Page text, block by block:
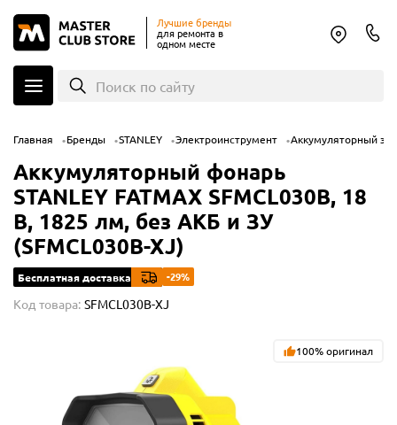
Лучшие бренды
для ремонта в
одном месте
Поиск по сайту
Главная Бренды STANLEY Электроинструмент Аккумуляторный
Аккумуляторный фонарь
STANLEY FATMAX SFMCL030B, 18
В, 1825 лм, без АКБ и ЗУ
(SFMCL030B-XJ)
Бесплатная доставка -29%
Код товара: SFMCL030B-XJ
100% оригинал